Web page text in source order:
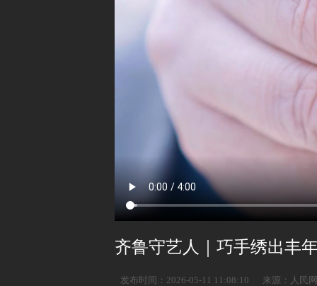
齐鲁守艺人｜巧手绣出丰
发布时间：2026-05-11 11:08:10 来源：人民网